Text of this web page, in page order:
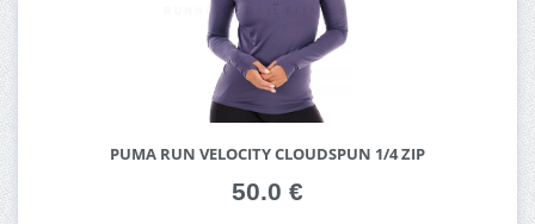
PUMA RUN VELOCITY CLOUDSPUN 1/4 ZIP
50.0 €